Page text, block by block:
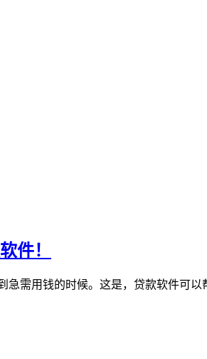
件！
需用钱的时候。这是，贷款软件可